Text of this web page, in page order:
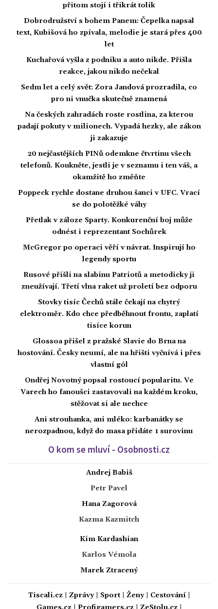
přitom stojí i třikrát tolik
Dobrodružství s bohem Panem: Čepelka napsal
text, Kubišová ho zpívala, melodie je stará přes 400
let
Kuchařová vyšla z podniku a auto nikde. Přišla
reakce, jakou nikdo nečekal
Sedm let a celý svět: Zora Jandová prozradila, co
pro ni vnučka skutečně znamená
Na českých zahradách roste rostlina, za kterou
padají pokuty v milionech. Vypadá hezky, ale zákon
ji zakazuje
20 nejčastějších PINů odemkne čtvrtinu všech
telefonů. Koukněte, jestli je v seznamu i ten váš, a
okamžitě ho změňte
Poppeck rychle dostane druhou šanci v UFC. Vrací
se do polotěžké váhy
Přetlak v záloze Sparty. Konkurenční boj může
odnést i reprezentant Sochůrek
McGregor po operaci věří v návrat. Inspirují ho
legendy sportu
Rusové přišli na slabinu Patriotů a metodicky ji
zneužívají. Třetí vlna raket už proletí bez odporu
Stovky tisíc Čechů stále čekají na chytrý
elektroměr. Kdo chce předběhnout frontu, zaplatí
tisíce korun
Glossoa přišel z pražské Slavie do Brna na
hostování. Česky neumí, ale na hřišti vyčnívá i přes
vlastní gól
Ondřej Novotný popsal rostoucí popularitu. Ve
Varech ho fanoušci zastavovali na každém kroku,
stěžovat si ale nechce
Ani strouhanka, ani mléko: karbanátky se
nerozpadnou, když do masa přidáte 1 surovinu
O kom se mluví - Osobnosti.cz
Andrej Babiš
Petr Pavel
Hana Zagorová
Kazma Kazmitch
Kim Kardashian
Karlos Vémola
Marek Ztracený
Tiscali.cz Zprávy| Sport| Ženy| Cestování|